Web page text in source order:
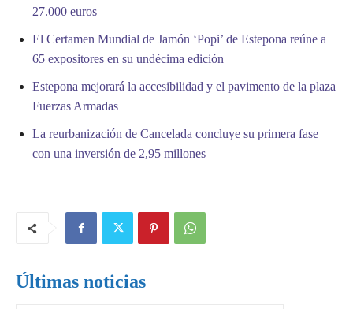
27.000 euros
El Certamen Mundial de Jamón ‘Popi’ de Estepona reúne a
65 expositores en su undécima edición
Estepona mejorará la accesibilidad y el pavimento de la plaza
Fuerzas Armadas
La reurbanización de Cancelada concluye su primera fase
con una inversión de 2,95 millones
Últimas noticias